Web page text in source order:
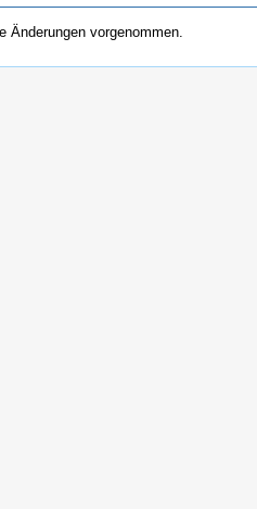
Änderungen vorgenommen.